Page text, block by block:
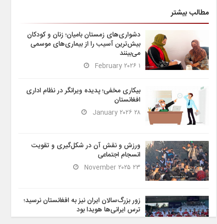
مطالب بیشتر
دشواری‌های زمستان بامیان؛ زنان و کودکان
بیش‌ترین آسیب را از بیماری‌های موسمی
می‌بینند
۱ February ۲۰۲۶
بیکاری مخفی؛ پدیده ویرانگر در نظام اداری
افغانستان
۲۸ January ۲۰۲۶
ورزش و نقش آن در شکل‌گیری و تقویت
انسجام اجتماعی
۲۳ November ۲۰۲۵
زور بزرگ‌سالان ایران نیز به افغانستان نرسید؛
ترس ایرانی‌ها هویدا بود